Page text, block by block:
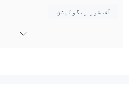
اسٹاکس، کموڈٹیز اور انڈیکس شامل
آف شور ریگولیشن